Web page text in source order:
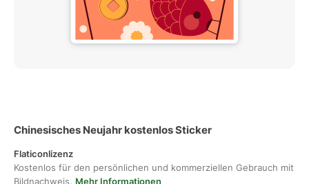
Chinesisches Neujahr kostenlos Sticker
Flaticonlizenz
Kostenlos für den persönlichen und kommerziellen Gebrauch mit
Bildnachweis. Mehr Informationen